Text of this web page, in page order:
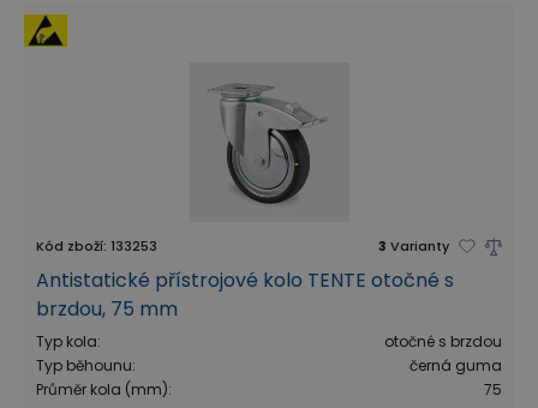
Kód zboží: 133253 3 Varianty
Antistatické přístrojové kolo TENTE otočné s
brzdou, 75 mm
Typ kola:
otočné s brzdou
Typ běhounu:
černá guma
Průměr kola (mm): 75